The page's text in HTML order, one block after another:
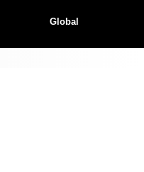
Global